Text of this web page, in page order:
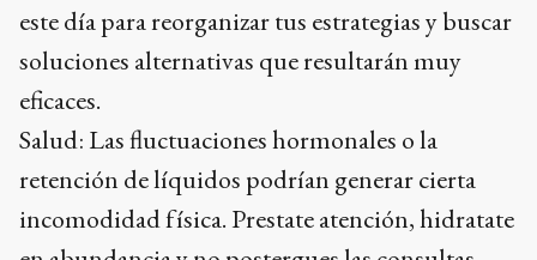
este día para reorganizar tus estrategias y buscar
soluciones alternativas que resultarán muy
eficaces.
Salud: Las fluctuaciones hormonales o la
retención de líquidos podrían generar cierta
incomodidad física. Prestate atención, hidratate